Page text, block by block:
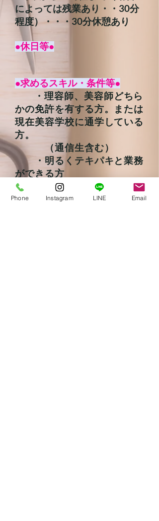
によっては残業あり・・30分
程度）・・・30分休憩あり
●休日等●
●求めるスキル・条件等●
・理容師、美容師どちら
かの免許を有する方。または
現在美容学校に通学している
方。
（通信生含む）
・明るくテキパキと業務
ができる方
・なるべくカットができ
る方・・（できなくても指導
Phone Instagram LINE Email